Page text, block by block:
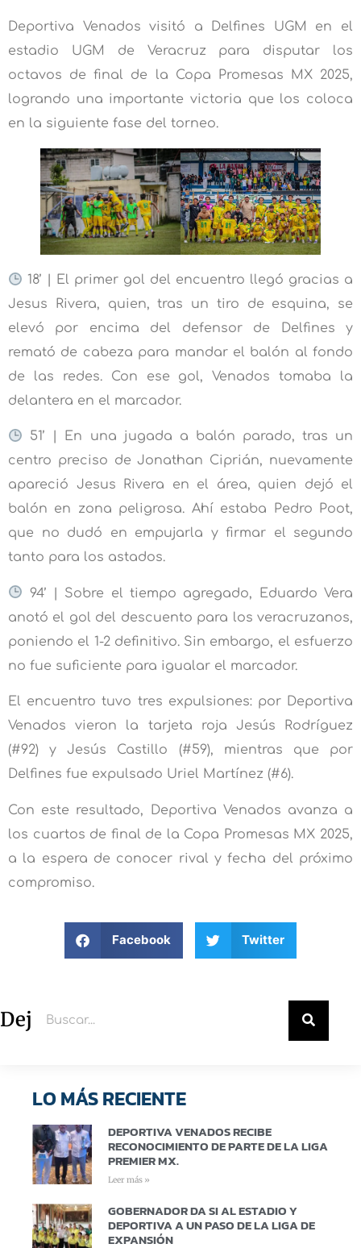
Deportiva Venados visitó a Delfines UGM en el
estadio UGM de Veracruz para disputar los
octavos de final de la Copa Promesas MX 2025,
logrando una importante victoria que los coloca
en la siguiente fase del torneo.
18’ | El primer gol del encuentro llegó gracias a
Jesus Rivera, quien, tras un tiro de esquina, se
elevó por encima del defensor de Delfines y
remató de cabeza para mandar el balón al fondo
de las redes. Con ese gol, Venados tomaba la
delantera en el marcador.
51’ | En una jugada a balón parado, tras un
centro preciso de Jonathan Ciprián, nuevamente
apareció Jesus Rivera en el área, quien dejó el
balón en zona peligrosa. Ahí estaba Pedro Poot,
que no dudó en empujarla y firmar el segundo
tanto para los astados.
94’ | Sobre el tiempo agregado, Eduardo Vera
anotó el gol del descuento para los veracruzanos,
poniendo el 1-2 definitivo. Sin embargo, el esfuerzo
no fue suficiente para igualar el marcador.
El encuentro tuvo tres expulsiones: por Deportiva
Venados vieron la tarjeta roja Jesús Rodríguez
(#92) y Jesús Castillo (#59), mientras que por
Delfines fue expulsado Uriel Martínez (#6).
Con este resultado, Deportiva Venados avanza a
los cuartos de final de la Copa Promesas MX 2025,
a la espera de conocer rival y fecha del próximo
compromiso.
Facebook Twitter
Deja un comentario
LO MÁS RECIENTE
DEPORTIVA VENADOS RECIBE
RECONOCIMIENTO DE PARTE DE LA LIGA
PREMIER MX.
Leer más »
GOBERNADOR DA SI AL ESTADIO Y
DEPORTIVA A UN PASO DE LA LIGA DE
EXPANSIÓN